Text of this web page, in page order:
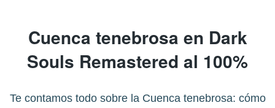
Cuenca tenebrosa en Dark
Souls Remastered al 100%
Te contamos todo sobre la Cuenca tenebrosa: cómo